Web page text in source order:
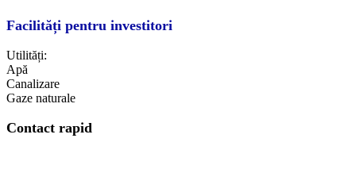
Facilități pentru investitori
Utilități:
Apă
Canalizare
Gaze naturale
Contact rapid